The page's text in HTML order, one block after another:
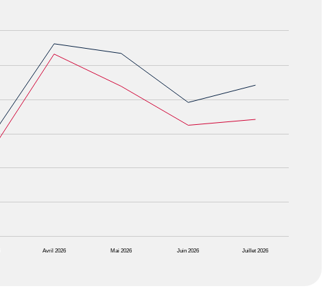
Avril 2026 Mai 2026 Juin 2026 Juillet 2026